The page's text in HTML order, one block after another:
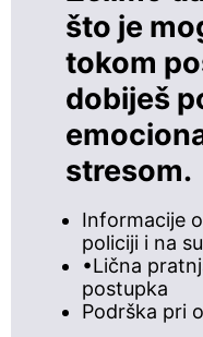
što je
tokom
dobiješ
stresom.
Informacije
policiji i na
•Lična
postupka
Podrška pri